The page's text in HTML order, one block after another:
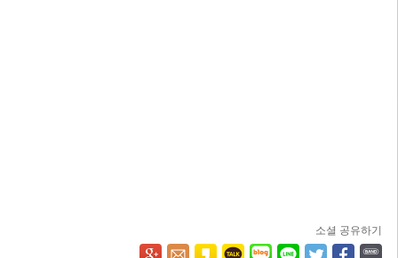
소셜 공유하기